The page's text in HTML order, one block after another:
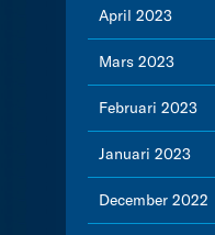
April 2023
Mars 2023
Februari 2023
Januari 2023
December 2022